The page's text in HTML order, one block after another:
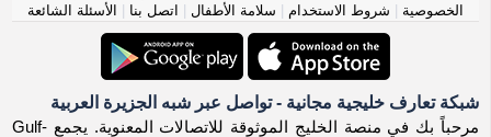
الخصوصية
شروط الاستخدام سلامة الأطفال اتصل بنا الأسئلة الشائعة
شبكة تعارف خليجية مجانية - تواصل عبر شبه الجزيرة العربية
مرحباً بك في منصة الخليج الموثوقة للاتصالات المعنوية. يجمع Gulf-